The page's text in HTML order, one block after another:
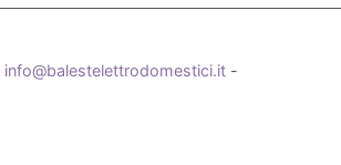
info@balestelettrodomestici.it-